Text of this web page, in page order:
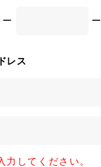
ー ー
レス
力してください。